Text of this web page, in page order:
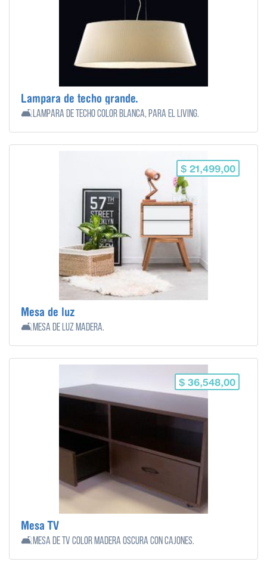
Lampara de techo grande.
🛋️Lampara de techo color blanca, para el living.
$ 21,499,00
Mesa de luz
🛋️Mesa de luz madera.
$ 36,548,00
Mesa TV
🛋️Mesa de tv color madera oscura con cajones.